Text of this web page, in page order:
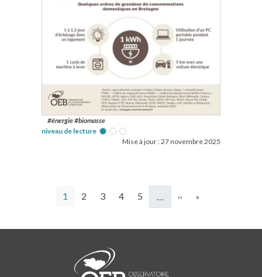
#énergie #biomasse
niveau de lecture
Mise à jour :27 novembre 2025
Page courante
1 Page
2 Page
3 Page
4 Page
5 … Page suivante
›› Dernière page
»